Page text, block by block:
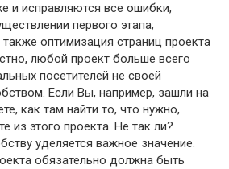
и исправляются все ошибки,
первого этапа;
также оптимизация страниц проекта
любой проект больше всего
посетителей не своей
Если Вы, например, зашли на
как там найти то, что нужно,
из этого проекта. Не так ли?
уделяется важное значение.
обязательно должна быть